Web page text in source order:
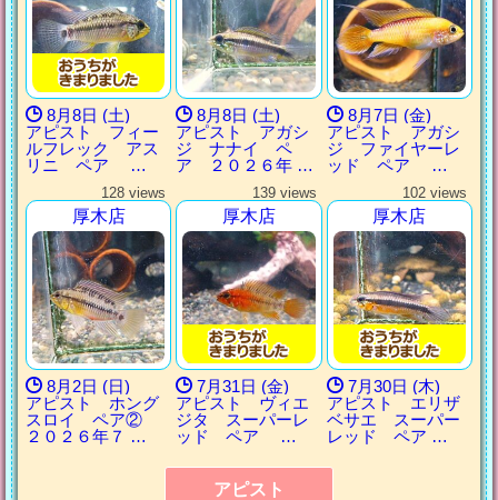
8月8日 (土)
アピスト フィー
ルフレック アス
リニ ペア …
8月8日 (土)
アピスト アガシ
ジ ナナイ ペ
ア ２０２６年 …
8月7日 (金)
アピスト アガシ
ジ ファイヤーレ
ッド ペア …
128 views
厚木店
8月2日 (日)
アピスト ホング
スロイ ペア②
２０２６年７ …
139 views
厚木店
7月31日 (金)
アピスト ヴィエ
ジタ スーパーレ
ッド ペア …
102 views
厚木店
7月30日 (木)
アピスト エリザ
ベサエ スーパー
レッド ペア …
アピスト